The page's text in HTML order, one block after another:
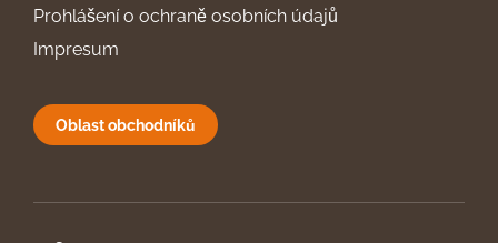
Prohlášení o ochraně osobních údajů
Impresum
Oblast obchodníků